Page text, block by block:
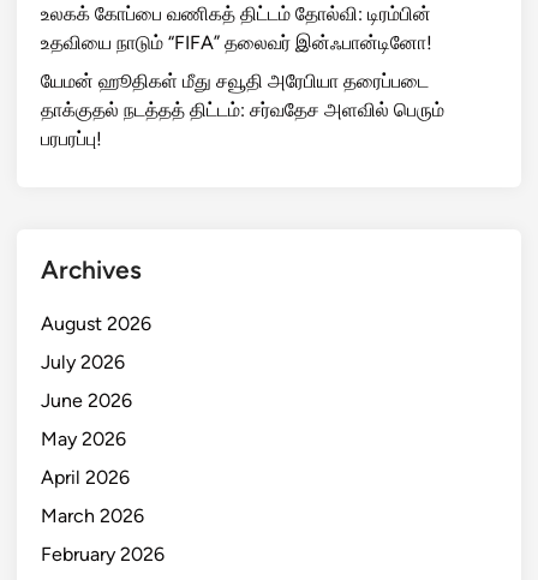
உலகக் கோப்பை வணிகத் திட்டம் தோல்வி: டிரம்பின்
உதவியை நாடும் “FIFA” தலைவர் இன்ஃபான்டினோ!
யேமன் ஹூதிகள் மீது சவூதி அரேபியா தரைப்படை
தாக்குதல் நடத்தத் திட்டம்: சர்வதேச அளவில் பெரும்
பரபரப்பு!
Archives
August 2026
July 2026
June 2026
May 2026
April 2026
March 2026
February 2026